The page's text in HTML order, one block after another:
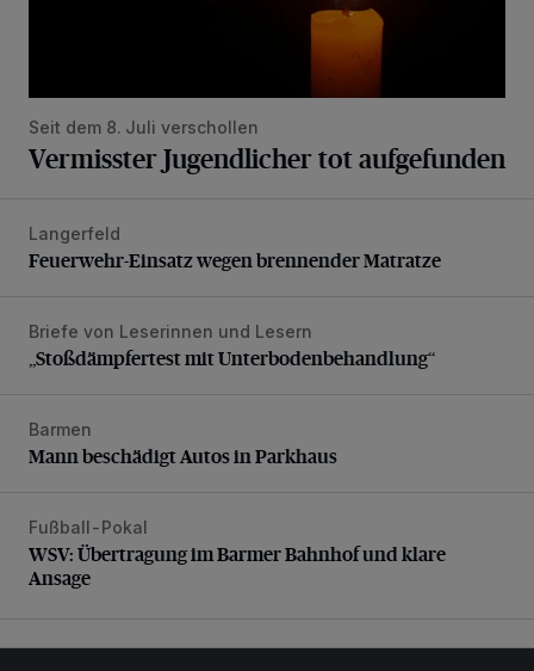
Seit dem 8. Juli verschollen
Vermisster Jugendlicher tot aufgefunden
Feuerwehr-Einsatz wegen brennender Matratze
Langerfeld
Feuerwehr-Einsatz wegen brennender Matratze
„Stoßdämpfertest mit Unterbodenbehandlung“
Briefe von Leserinnen und Lesern
„Stoßdämpfertest mit Unterbodenbehandlung“
Mann beschädigt Autos in Parkhaus
Barmen
Mann beschädigt Autos in Parkhaus
WSV: Übertragung im Barmer Bahnhof und klare Ansage
Fußball-Pokal
WSV: Übertragung im Barmer Bahnhof und klare
Ansage